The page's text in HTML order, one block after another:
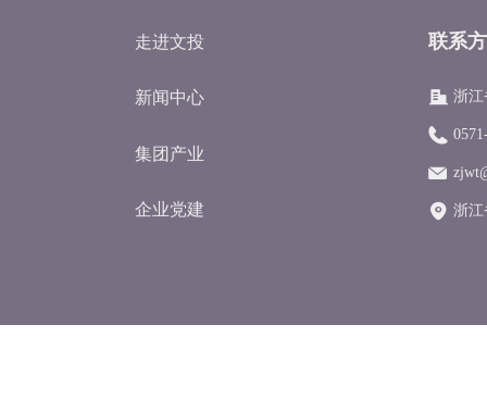
联系
浙江
浙江
走进文投
新闻中心
集团产业
企业党建